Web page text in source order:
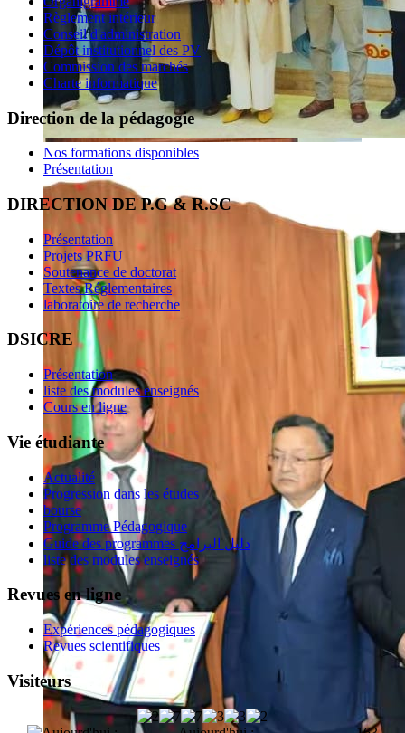
Règlement intérieur
Conseil d'administration
Dépôt institutionnel des PV
Commission des marchés
Charte informatique
Direction de la pédagogie
Nos formations disponibles
Présentation
DIRECTION DE P.G & R.SC
Présentation
Projets PRFU
Soutenance de doctorat
Textes Réglementaires
laboratoire de recherche
DSICRE
Présentation
liste des modules enseignés
Cours en ligne
Vie étudiante
Actualité
Progression dans les études
bourse
Programme Pédagogique
Guide des programmes دليل البرامج
liste des modules enseignés
Revues en ligne
Expériences pédagogiques
Revues scientifiques
Visiteurs